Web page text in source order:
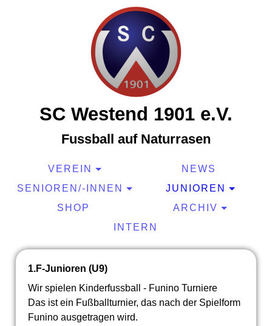
SC Westend 1901 e.V.
Fussball auf Naturrasen
VEREIN
NEWS
SENIOREN/-INNEN
JUNIOREN
SHOP
ARCHIV
INTERN
1.F-Junioren (U9)
Wir spielen Kinderfussball - Funino Turniere
Das ist ein Fußballturnier, das nach der Spielform
Funino ausgetragen wird.